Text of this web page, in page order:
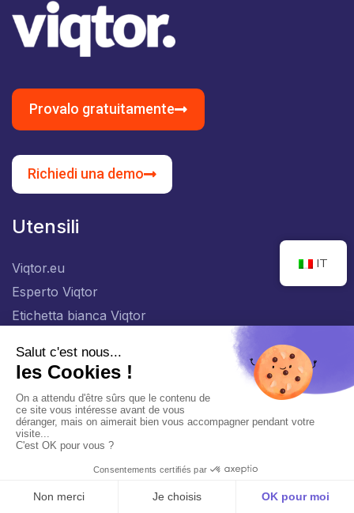
Provalo gratuitamente
Richiedi una demo
Utensili
Viqtor.eu
Esperto Viqtor
Etichetta bianca Viqtor
Altri
Note legali
politica sulla riservatezza
Chi siamo
IT